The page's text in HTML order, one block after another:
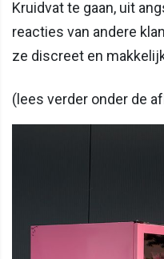
Kruidvat te gaan, uit
reacties van andere
ze discreet en
(lees verder onder de